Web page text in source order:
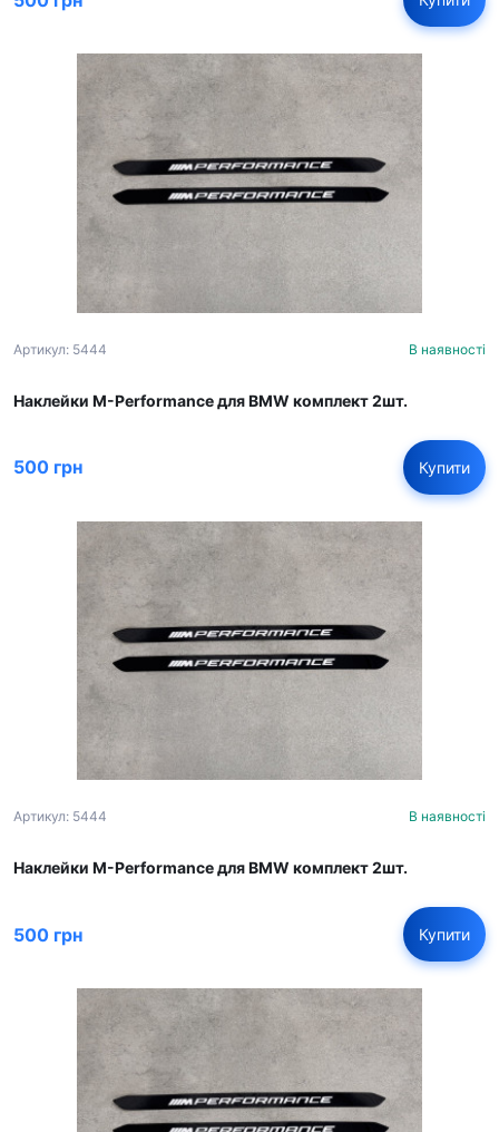
Артикул: 5444 В наявності
Наклейки M-Performance для BMW комплект 2шт.
500 грн Купити
Артикул: 5444 В наявності
Наклейки M-Performance для BMW комплект 2шт.
500 грн Купити